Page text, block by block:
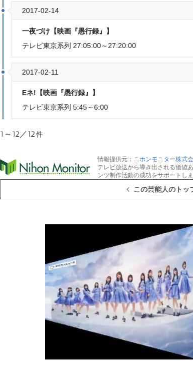
2017-02-14
一夜づけ【映画『愚行録』】
テレビ東京系列 27:05:00～27:20:00
2017-02-11
Eネ!【映画『愚行録』】
テレビ東京系列 5:45～6:00
1～12／12件
情報提供元： ニホンモニター株式
テレビ放送から導き出される価値
ンツ制作活動の成功をサポートしま
この芸能人のトッ